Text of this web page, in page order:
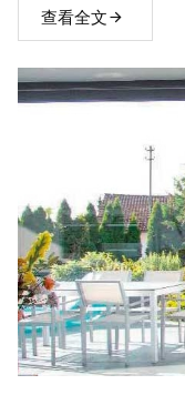
查看全文